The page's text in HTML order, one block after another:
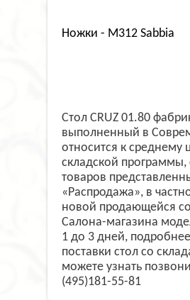
Ножки - M312 Sabbia
Стол CRUZ 01.80
выполненный в
относится к
складской программы,
товаров
«Распродажа», в
новой продающейся
Салона-магазина
1 до 3 дней,
поставки стол со
можете узнать
(495)181-55-81